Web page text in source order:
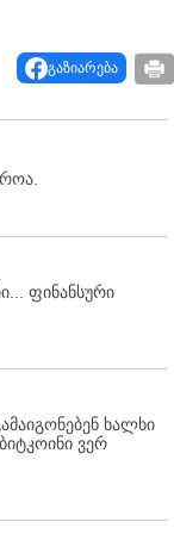
გაზიარება
ფინანსური
ხალხი
ვერ